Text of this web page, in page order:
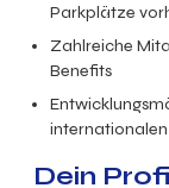
Parkplätze
Zahlreiche
Benefits
Dein